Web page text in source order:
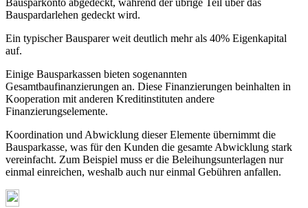
Bauspardarlehen gedeckt wird.
Ein typischer Bausparer weit deutlich mehr als 40% Eigenkapital
auf.
Einige Bausparkassen bieten sogenannten
Gesamtbaufinanzierungen an. Diese Finanzierungen beinhalten in
Kooperation mit anderen Kreditinstituten andere
Finanzierungselemente.
Koordination und Abwicklung dieser Elemente übernimmt die
Bausparkasse, was für den Kunden die gesamte Abwicklung stark
vereinfacht. Zum Beispiel muss er die Beleihungsunterlagen nur
einmal einreichen, weshalb auch nur einmal Gebühren anfallen.